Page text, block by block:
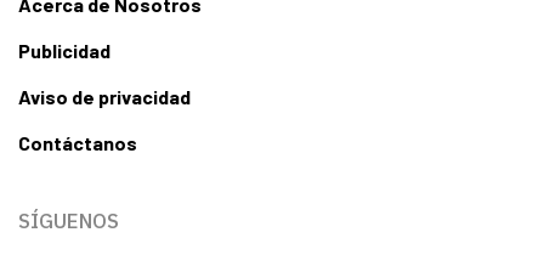
Acerca de Nosotros
Publicidad
Aviso de privacidad
Contáctanos
SÍGUENOS